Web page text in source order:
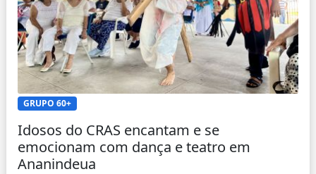
GRUPO 60+
Idosos do CRAS encantam e se
emocionam com dança e teatro em
Ananindeua